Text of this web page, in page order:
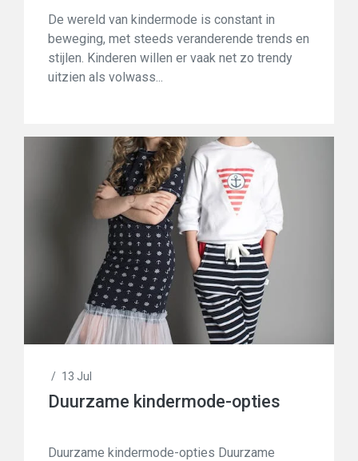
De wereld van kindermode is constant in
beweging, met steeds veranderende trends en
stijlen. Kinderen willen er vaak net zo trendy
uitzien als volwass...
/ 13 Jul
Duurzame kindermode-opties
Duurzame kindermode-opties Duurzame